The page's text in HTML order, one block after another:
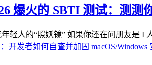
爆火的 SBTI 测试：测测
轻人的“照妖镜” 如果你还在问朋友是 I